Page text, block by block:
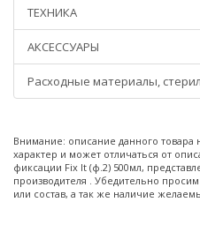
ТЕХНИКА
АКСЕССУАРЫ
Расходные материалы,
Внимание: описание данного
характер и может отличаться от
фиксации Fix It (ф.2) 500мл,
производителя . Убедительно
или состав, а так же наличие